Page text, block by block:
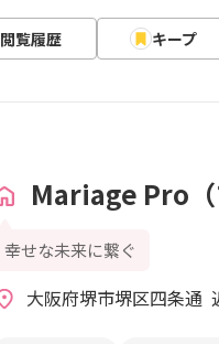
閲覧履歴 キープ
Mariage Pro（
幸せな未来に繋ぐ
大阪府堺市堺区四条通